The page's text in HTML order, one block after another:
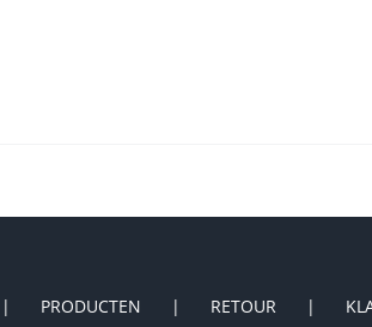
PRODUCTEN RETOUR